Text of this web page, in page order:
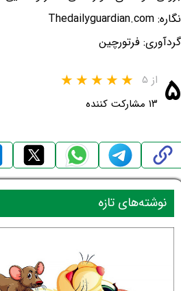
نگاره: Thedailyguardian.com
گردآوری: فرتورچین
۵ از ۵
۱۳ مشارکت کننده
نوشته‌های تازه